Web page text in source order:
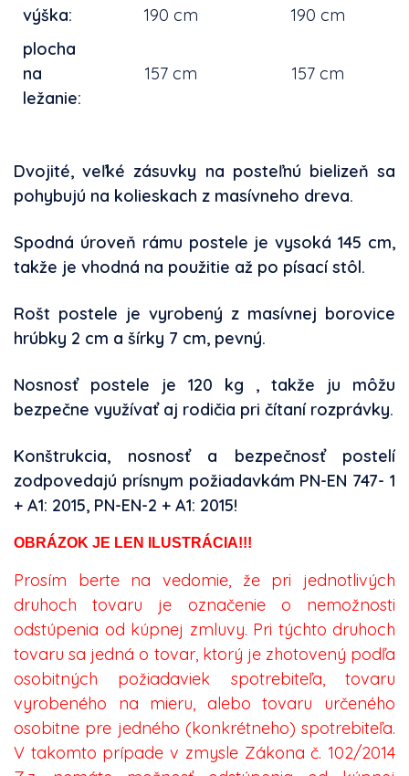
výška:
190 cm
190 cm
plocha
na
ležanie:
157 cm 157 cm
Dvojité, veľké zásuvky na posteľnú bielizeň sa
pohybujú na kolieskach z masívneho dreva.
Spodná úroveň rámu postele je vysoká 145 cm,
takže je vhodná na použitie až po písací stôl.
Rošt postele je vyrobený z masívnej borovice
hrúbky 2 cm a šírky 7 cm, pevný.
Nosnosť postele je 120 kg , takže ju môžu
bezpečne využívať aj rodičia pri čítaní rozprávky.
Konštrukcia, nosnosť a bezpečnosť postelí
zodpovedajú prísnym požiadavkám PN-EN 747- 1
+ A1: 2015, PN-EN-2 + A1: 2015!
OBRÁZOK JE LEN ILUSTRÁCIA!!!
Prosím berte na vedomie, že pri jednotlivých
druhoch tovaru je označenie o nemožnosti
odstúpenia od kúpnej zmluvy. Pri týchto druhoch
tovaru sa jedná o tovar, ktorý je zhotovený podľa
osobitných požiadaviek spotrebiteľa, tovaru
vyrobeného na mieru, alebo tovaru určeného
osobitne pre jedného (konkrétneho) spotrebiteľa.
V takomto prípade v zmysle Zákona č. 102/2014